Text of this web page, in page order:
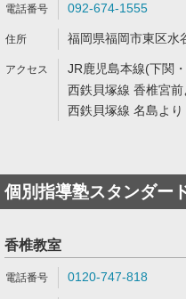
092-674-1555
福岡県福岡市東区水
JR鹿児島本線(下関
西鉄貝塚線 香椎宮
西鉄貝塚線 名島よ
個別指導塾スタンダー
香椎教室
0120-747-818